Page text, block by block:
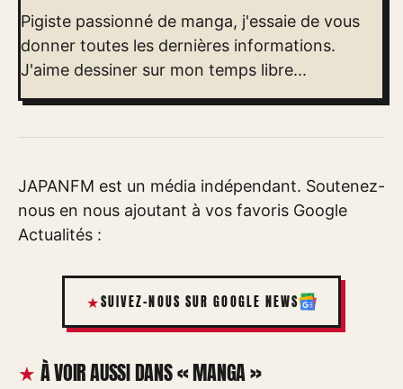
Pigiste passionné de manga, j'essaie de vous
donner toutes les dernières informations.
J'aime dessiner sur mon temps libre...
JAPANFM est un média indépendant. Soutenez-
nous en nous ajoutant à vos favoris Google
Actualités :
SUIVEZ-NOUS SUR GOOGLE NEWS
À VOIR AUSSI DANS « MANGA »